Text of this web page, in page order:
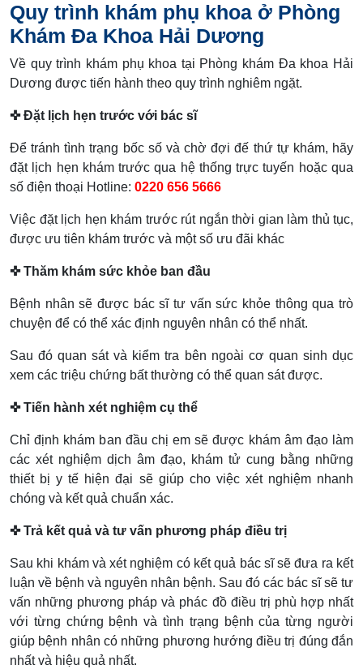
Quy trình khám phụ khoa ở Phòng
Khám Đa Khoa Hải Dương
Về quy trình khám phụ khoa tại Phòng khám Đa khoa Hải
Dương được tiến hành theo quy trình nghiêm ngặt.
✜​ Đặt lịch hẹn trước với bác sĩ
Để tránh tình trạng bốc số và chờ đợi đế thứ tự khám, hãy
đặt lịch hẹn khám trước qua hệ thống trực tuyến hoặc qua
số điện thoại Hotline: 0220 656 5666
Việc đặt lịch hẹn khám trước rút ngắn thời gian làm thủ tục,
được ưu tiên khám trước và một số ưu đãi khác
✜ Thăm khám sức khỏe ban đầu
Bệnh nhân sẽ được bác sĩ tư vấn sức khỏe thông qua trò
chuyện để có thể xác định nguyên nhân có thể nhất.
Sau đó quan sát và kiểm tra bên ngoài cơ quan sinh dục
xem các triệu chứng bất thường có thể quan sát được.
✜ Tiến hành xét nghiệm cụ thể
Chỉ định khám ban đầu chị em sẽ được khám âm đạo làm
các xét nghiệm dịch âm đạo, khám tử cung bằng những
thiết bị y tế hiện đại sẽ giúp cho việc xét nghiệm nhanh
chóng và kết quả chuẩn xác.
✜ Trả kết quả và tư vấn phương pháp điều trị
Sau khi khám và xét nghiệm có kết quả bác sĩ sẽ đưa ra kết
luận về bệnh và nguyên nhân bệnh. Sau đó các bác sĩ sẽ tư
vấn những phương pháp và phác đồ điều trị phù hợp nhất
với từng chứng bệnh và tình trạng bệnh của từng người
giúp bệnh nhân có những phương hướng điều trị đúng đắn
nhất và hiệu quả nhất.